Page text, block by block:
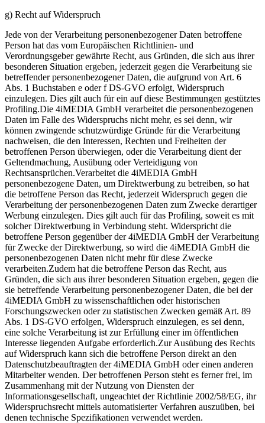
g) Recht auf Widerspruch
Jede von der Verarbeitung personenbezogener Daten betroffene
Person hat das vom Europäischen Richtlinien- und
Verordnungsgeber gewährte Recht, aus Gründen, die sich aus ihrer
besonderen Situation ergeben, jederzeit gegen die Verarbeitung sie
betreffender personenbezogener Daten, die aufgrund von Art. 6
Abs. 1 Buchstaben e oder f DS-GVO erfolgt, Widerspruch
einzulegen. Dies gilt auch für ein auf diese Bestimmungen gestütztes
Profiling.Die 4iMEDIA GmbH verarbeitet die personenbezogenen
Daten im Falle des Widerspruchs nicht mehr, es sei denn, wir
können zwingende schutzwürdige Gründe für die Verarbeitung
nachweisen, die den Interessen, Rechten und Freiheiten der
betroffenen Person überwiegen, oder die Verarbeitung dient der
Geltendmachung, Ausübung oder Verteidigung von
Rechtsansprüchen.Verarbeitet die 4iMEDIA GmbH
personenbezogene Daten, um Direktwerbung zu betreiben, so hat
die betroffene Person das Recht, jederzeit Widerspruch gegen die
Verarbeitung der personenbezogenen Daten zum Zwecke derartiger
Werbung einzulegen. Dies gilt auch für das Profiling, soweit es mit
solcher Direktwerbung in Verbindung steht. Widerspricht die
betroffene Person gegenüber der 4iMEDIA GmbH der Verarbeitung
für Zwecke der Direktwerbung, so wird die 4iMEDIA GmbH die
personenbezogenen Daten nicht mehr für diese Zwecke
verarbeiten.Zudem hat die betroffene Person das Recht, aus
Gründen, die sich aus ihrer besonderen Situation ergeben, gegen die
sie betreffende Verarbeitung personenbezogener Daten, die bei der
4iMEDIA GmbH zu wissenschaftlichen oder historischen
Forschungszwecken oder zu statistischen Zwecken gemäß Art. 89
Abs. 1 DS-GVO erfolgen, Widerspruch einzulegen, es sei denn,
eine solche Verarbeitung ist zur Erfüllung einer im öffentlichen
Interesse liegenden Aufgabe erforderlich.Zur Ausübung des Rechts
auf Widerspruch kann sich die betroffene Person direkt an den
Datenschutzbeauftragten der 4iMEDIA GmbH oder einen anderen
Mitarbeiter wenden. Der betroffenen Person steht es ferner frei, im
Zusammenhang mit der Nutzung von Diensten der
Informationsgesellschaft, ungeachtet der Richtlinie 2002/58/EG, ihr
Widerspruchsrecht mittels automatisierter Verfahren auszuüben, bei
denen technische Spezifikationen verwendet werden.